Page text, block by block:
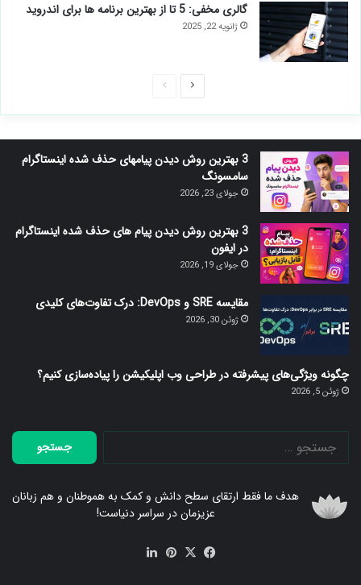
گالری مخفی: 5 تا از بهترین برنامه ها برای اندروید
ژانویه 22, 2025
صفحه
صفحه
3 بهترین روش دیدن پیامهای حذف شده اینستاگرام
سامسونگ
جولای 23, 2026
3 بهترین روش دیدن پیام های حذف شده اینستاگرام
در ایفون
جولای 19, 2026
مقایسه SRE و DevOps: درک تفاوت‌های کلیدی
ژوئن 30, 2026
چگونه ویژگی‌های پیشرفته در طراحی وب اپلیکیشن را پیاده‌سازی کنیم؟
ژوئن 5, 2026
جستجو
برای:
هدف ما فقط ارتقای سطح دانش و کمک به هموطنان و هم زبانان
عزیزمان در سراسر دنیاست!
فیسX ‫پین‌ترست